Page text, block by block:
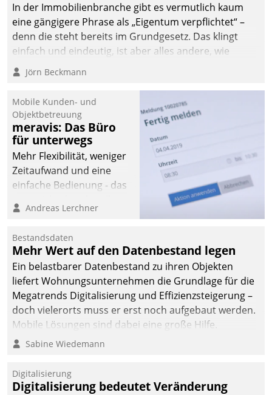
In der Immobilienbranche gibt es vermutlich kaum
eine gängigere Phrase als „Eigentum verpflichtet“ –
denn die steht bereits im Grundgesetz. Das klingt
einfach und eindeutig, ist aber alles andere, wie
Branchenbeschäftigte wissen. Denn mit der
Verantwortung folgen Verpflichtungen.
Jörn Beckmann
Mobile Kunden- und
Objektbetreuung
meravis: Das Büro
für unterwegs
Mehr Flexibilität, weniger
Zeitaufwand und eine
einfache Bedienung - das
Cockpit für mobile
Datatrain. Die meravis
Wohnungsbau- und
Immobilien GmbH hat
sich dabei für den Betrieb
der Lösung über die SAP
Cloud Platform
entschieden - als erstes
Unternehmen am
Andreas Lerchner
Bestandsdaten
Mehr Wert auf den Datenbestand legen
Ein belastbarer Datenbestand zu ihren Objekten
liefert Wohnungsunternehmen die Grundlage für die
Megatrends Digitalisierung und Effizienzsteigerung –
doch vielerorts muss er erst noch aufgebaut werden.
Mobile Lösungen sind dabei eine große Hilfe.
Sabine Wiedemann
Digitalisierung
Digitalisierung bedeutet Veränderung